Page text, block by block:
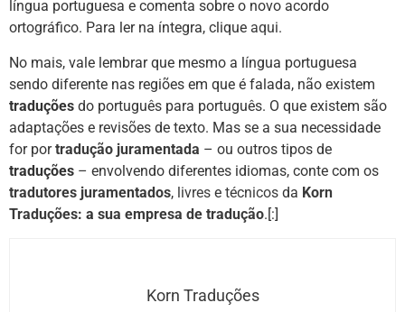
língua portuguesa e comenta sobre o novo acordo
ortográfico. Para ler na íntegra, clique aqui.
No mais, vale lembrar que mesmo a língua portuguesa
sendo diferente nas regiões em que é falada, não existem
traduções do português para português. O que existem são
adaptações e revisões de texto. Mas se a sua necessidade
for portradução juramentada – ou outros tipos de
traduções – envolvendo diferentes idiomas, conte com os
tradutores juramentados, livres e técnicos da Korn
Traduções: a sua empresa de tradução.[:]
Korn Traduções